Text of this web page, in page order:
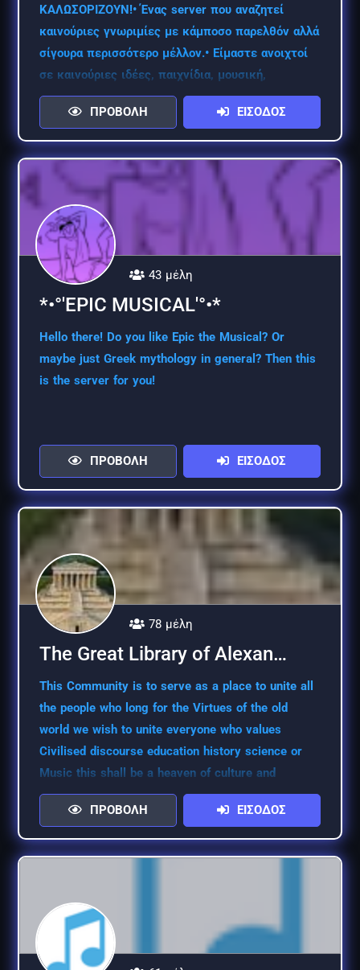
ΚΑΛΩΣΟΡΙΖΟΥΝ!• Ένας server που αναζητεί
καινούριες γνωριμίες με κάμποσο παρελθόν αλλά
σίγουρα περισσότερο μέλλον.• Είμαστε ανοιχτοί
σε καινούριες ιδέες, παιχνίδια, μουσική,
φαντασία και άπλετη συζήτηση με καλή παρέα•
ΠΡΟΒΟΛΗ
ΕΙΣΟΔΟΣ
43 μέλη
*•°'EPIC MUSICAL'°•*
Hello there! Do you like Epic the Musical? Or
maybe just Greek mythology in general? Then this
is the server for you!
ΠΡΟΒΟΛΗ ΕΙΣΟΔΟΣ
78 μέλη
The Great Library of Alexan…
This Community is to serve as a place to unite all
the people who long for the Virtues of the old
world we wish to unite everyone who values
Civilised discourse education history science or
Music this shall be a heaven of culture and
learning
ΠΡΟΒΟΛΗ
ΕΙΣΟΔΟΣ